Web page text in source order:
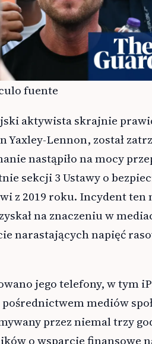
fuente
aktywista skrajnie
Yaxley-Lennon, został
nastąpiło na mocy
sekcji 3 Ustawy o
z 2019 roku. Incydent ten
na znaczeniu w
narastających napięć
jego telefony, w tym
pośrednictwem mediów
przez niemal trzy
o wsparcie finansowe